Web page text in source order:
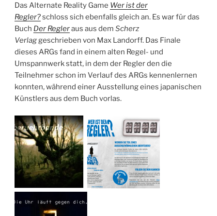
Das Alternate Reality Game Wer ist der
Regler?schloss sich ebenfalls gleich an. Es war für das
Buch Der Regleraus aus dem Scherz
Verlaggeschrieben von Max Landorff. Das Finale
dieses ARGs fand in einem alten Regel- und
Umspannwerk statt, in dem der Regler den die
Teilnehmer schon im Verlauf des ARGs kennenlernen
konnten, während einer Ausstellung eines japanischen
Künstlers aus dem Buch vorlas.